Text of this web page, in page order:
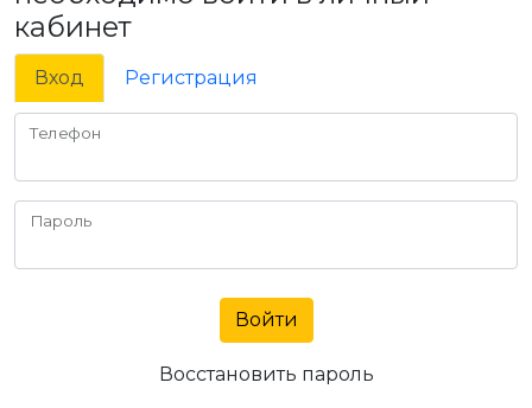
кабинет
Вход Регистрация
Телефон
Пароль
Войти
Восстановить пароль